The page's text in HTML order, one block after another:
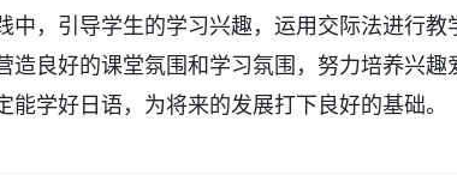
中，引导学生的学习兴趣，运用交际法进行教
造良好的课堂氛围和学习氛围，努力培养兴趣
能学好日语，为将来的发展打下良好的基础。